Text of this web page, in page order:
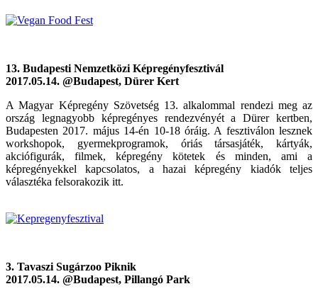
13. Budapesti Nemzetközi Képregényfesztivál
2017.05.14. @Budapest, Dürer Kert
A Magyar Képregény Szövetség 13. alkalommal rendezi meg az
ország legnagyobb képregényes rendezvényét a Dürer kertben,
Budapesten 2017. május 14-én 10-18 óráig. A fesztiválon lesznek
workshopok, gyermekprogramok, óriás társasjáték, kártyák,
akciófigurák, filmek, képregény kötetek és minden, ami a
képregényekkel kapcsolatos, a hazai képregény kiadók teljes
választéka felsorakozik itt.
3. Tavaszi Sugárzoo Piknik
2017.05.14. @Budapest, Pillangó Park